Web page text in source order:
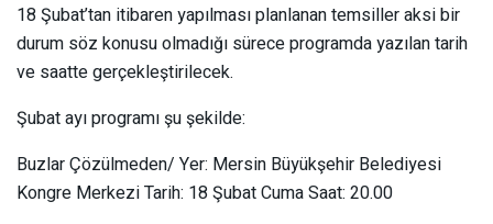
18 Şubat’tan itibaren yapılması planlanan temsiller aksi bir
durum söz konusu olmadığı sürece programda yazılan tarih
ve saatte gerçekleştirilecek.
Şubat ayı programı şu şekilde:
Buzlar Çözülmeden/ Yer: Mersin Büyükşehir Belediyesi
Kongre Merkezi Tarih: 18 Şubat Cuma Saat: 20.00